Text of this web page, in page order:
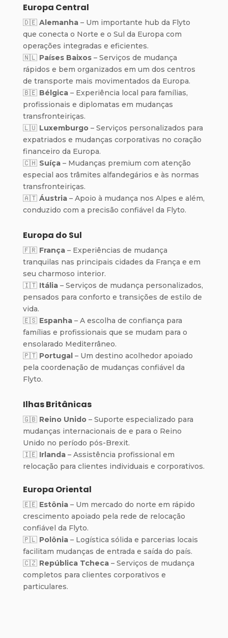
Europa Central
🇩🇪 Alemanha– Um importante hub da Flyto
que conecta o Norte e o Sul da Europa com
operações integradas e eficientes.
🇳🇱 Países Baixos– Serviços de mudança
rápidos e bem organizados em um dos centros
de transporte mais movimentados da Europa.
🇧🇪 Bélgica– Experiência local para famílias,
profissionais e diplomatas em mudanças
transfronteiriças.
🇱🇺 Luxemburgo– Serviços personalizados para
expatriados e mudanças corporativas no coração
financeiro da Europa.
🇨🇭 Suíça– Mudanças premium com atenção
especial aos trâmites alfandegários e às normas
transfronteiriças.
🇦🇹 Áustria– Apoio à mudança nos Alpes e além,
conduzido com a precisão confiável da Flyto.
Europa do Sul
🇫🇷 França– Experiências de mudança
tranquilas nas principais cidades da França e em
seu charmoso interior.
🇮🇹 Itália– Serviços de mudança personalizados,
pensados para conforto e transições de estilo de
vida.
🇪🇸 Espanha– A escolha de confiança para
famílias e profissionais que se mudam para o
ensolarado Mediterrâneo.
🇵🇹 Portugal– Um destino acolhedor apoiado
pela coordenação de mudanças confiável da
Flyto.
Ilhas Britânicas
🇬🇧 Reino Unido– Suporte especializado para
mudanças internacionais de e para o Reino
Unido no período pós-Brexit.
🇮🇪 Irlanda– Assistência profissional em
relocação para clientes individuais e corporativos.
Europa Oriental
🇪🇪 Estônia– Um mercado do norte em rápido
crescimento apoiado pela rede de relocação
confiável da Flyto.
🇵🇱 Polônia– Logística sólida e parcerias locais
facilitam mudanças de entrada e saída do país.
🇨🇿 República Tcheca– Serviços de mudança
completos para clientes corporativos e
particulares.